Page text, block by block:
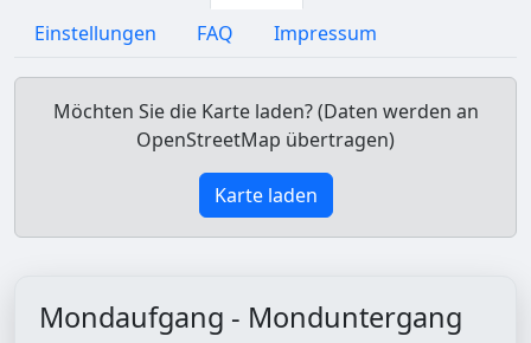
Einstellungen
FAQ Impressum
Möchten Sie die Karte laden? (Daten werden an
OpenStreetMap übertragen)
Karte laden
Mondaufgang - Monduntergang